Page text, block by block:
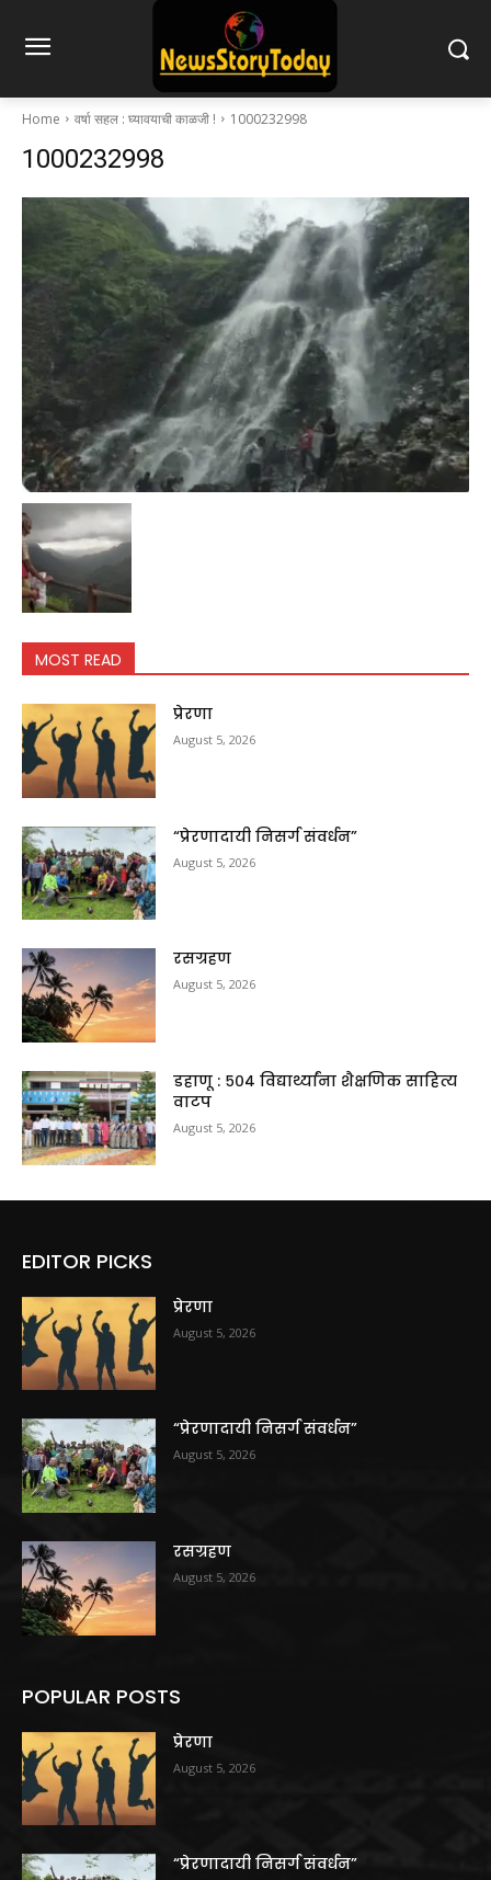
Home वर्षा सहल : घ्यावयाची काळजी ! 1000232998
1000232998
MOST READ
प्रेरणा
August 5, 2026
“प्रेरणादायी निसर्ग संवर्धन”
August 5, 2026
रसग्रहण
August 5, 2026
डहाणू : ५०४ विद्यार्थ्यांना शैक्षणिक साहित्य
वाटप
August 5, 2026
EDITOR PICKS
प्रेरणा
August 5, 2026
“प्रेरणादायी निसर्ग संवर्धन”
August 5, 2026
रसग्रहण
August 5, 2026
POPULAR POSTS
प्रेरणा
August 5, 2026
“प्रेरणादायी निसर्ग संवर्धन”